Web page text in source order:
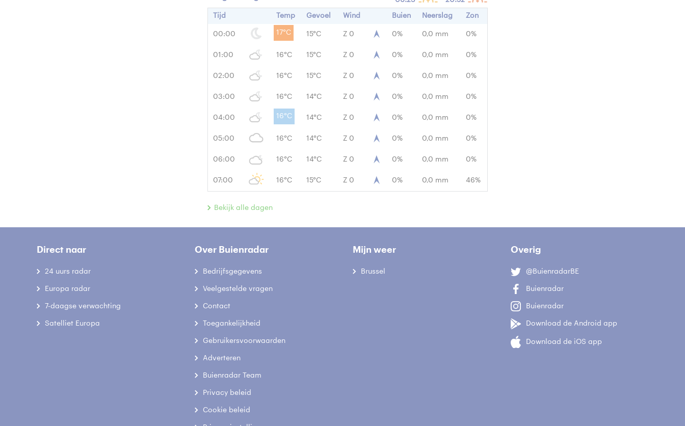
Tijd Temp Gevoel Wind Buien Neerslag Zon
00:00 17°C 15°C Z 0 0% 0,0 mm 0%
01:00 16°C 15°C Z 0 0% 0,0 mm 0%
02:00 16°C 15°C Z 0 0% 0,0 mm 0%
03:00 16°C 14°C Z 0 0% 0,0 mm 0%
04:00 16°C 14°C Z 0 0% 0,0 mm 0%
05:00 16°C 14°C Z 0 0% 0,0 mm 0%
06:00 16°C 14°C Z 0 0% 0,0 mm 0%
07:00 16°C 15°C Z 0 0% 0,0 mm 46%
Bekijk alle dagen
Direct naar
24 uurs radar
Europa radar
7-daagse verwachting
Satelliet Europa
Over Buienradar
Bedrijfsgegevens
Veelgestelde vragen
Contact
Toegankelijkheid
Gebruikersvoorwaarden
Adverteren
Buienradar Team
Privacy beleid
Cookie beleid
Mijn weer
Brussel
Overig
@BuienradarBE
Buienradar
Buienradar
Download de Android app
Download de iOS app